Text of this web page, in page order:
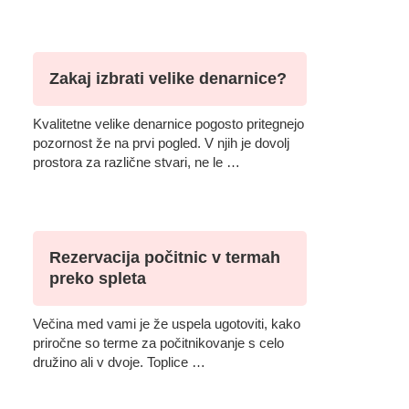
Zakaj izbrati velike denarnice?
Kvalitetne velike denarnice pogosto pritegnejo
pozornost že na prvi pogled. V njih je dovolj
prostora za različne stvari, ne le …
Rezervacija počitnic v termah
preko spleta
Večina med vami je že uspela ugotoviti, kako
priročne so terme za počitnikovanje s celo
družino ali v dvoje. Toplice …